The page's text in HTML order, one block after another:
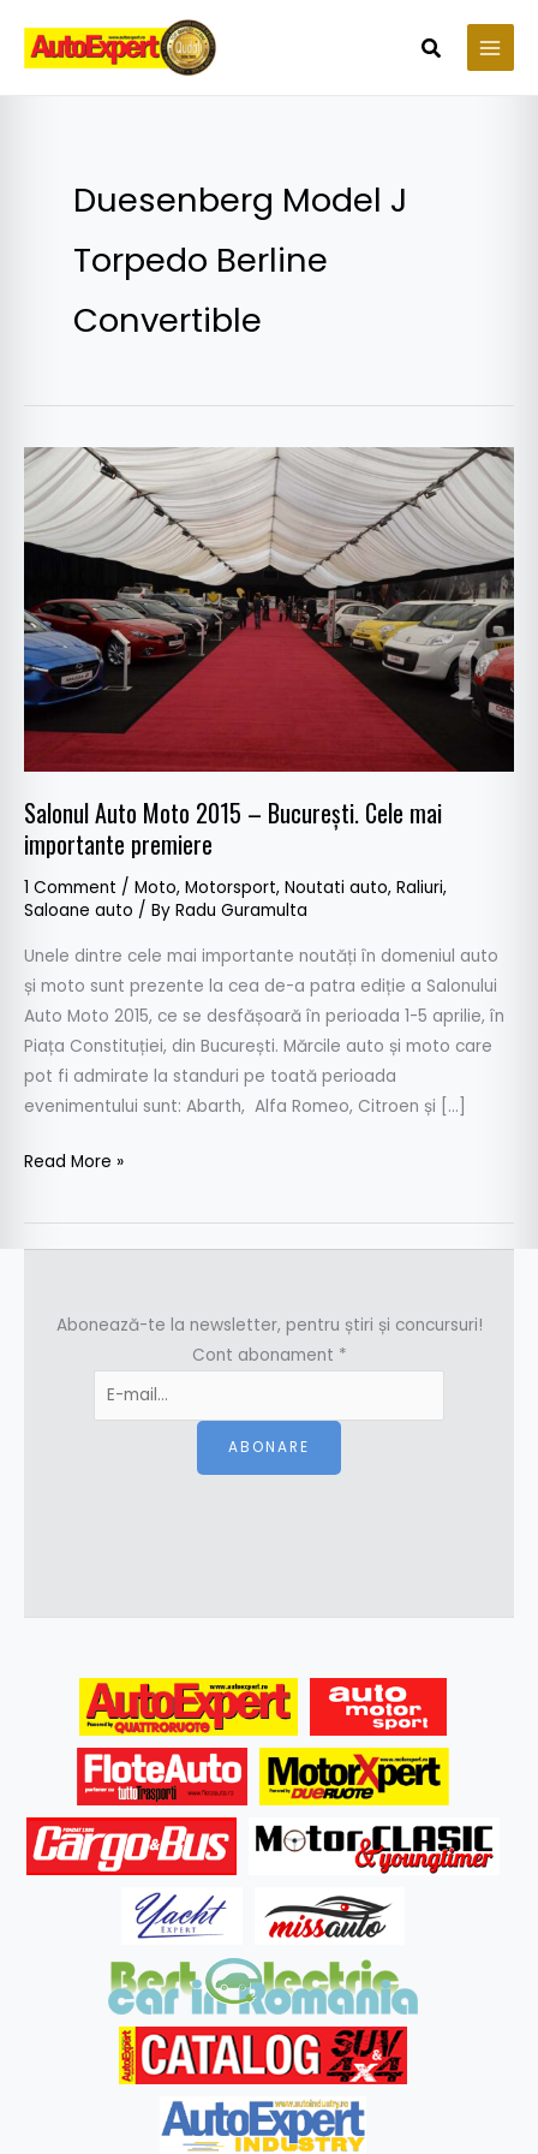
content
Search
Duesenberg Model J
Torpedo Berline
Convertible
Salonul Auto Moto 2015 – Bucureşti. Cele mai
importante premiere
1 Comment / Moto, Motorsport, Noutati auto, Raliuri,
Saloane auto / By Radu Guramulta
Unele dintre cele mai importante noutăți în domeniul auto
și moto sunt prezente la cea de-a patra ediție a Salonului
Auto Moto 2015, ce se desfășoară în perioada 1-5 aprilie, în
Piața Constituției, din București. Mărcile auto și moto care
pot fi admirate la standuri pe toată perioada
evenimentului sunt: Abarth, Alfa Romeo, Citroen și […]
Salonul
Auto
Moto
2015
Bucureşti.
Cele
mai
importante
premiere
Read More »
Abonează-te la newsletter, pentru știri și concursuri!
Cont abonament *
ABONARE